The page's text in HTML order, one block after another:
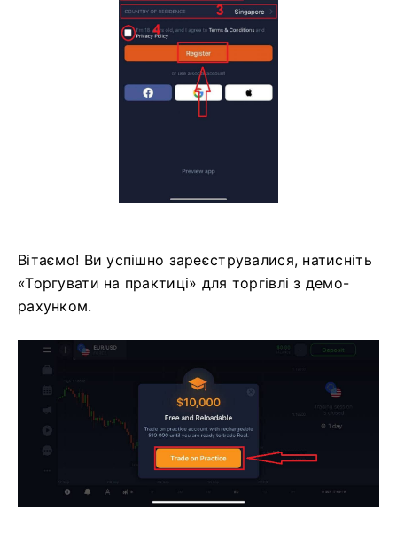
Вітаємо! Ви успішно зареєструвалися, натисніть
«Торгувати на практиці» для торгівлі з демо-
рахунком.